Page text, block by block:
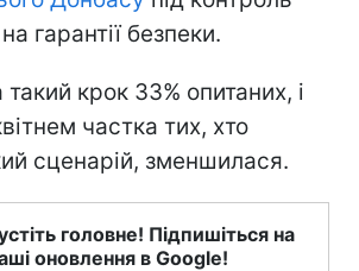
гарантії безпеки.
такий крок 33% опитаних, і
частка тих, хто
сценарій, зменшилася.
головне! Підпишіться на
оновлення в Google!